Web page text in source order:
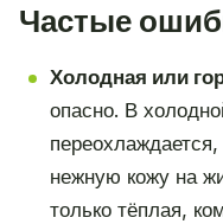
Частые
Холодная или
опасно. В
нежную кожу на
только тёплая,